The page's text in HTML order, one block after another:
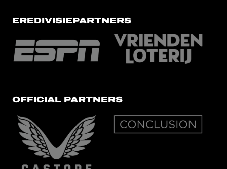
EREDIVISIEPARTNERS
OFFICIAL PARTNERS